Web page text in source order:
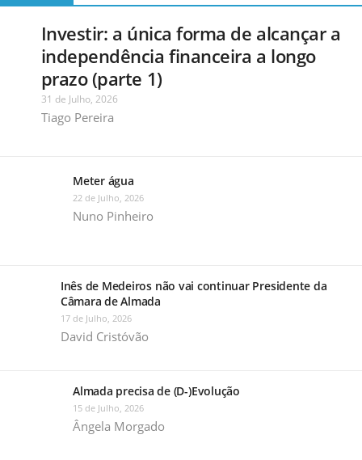
Investir: a única forma de alcançar a
independência financeira a longo
prazo (parte 1)
31 de Julho, 2026
Tiago Pereira
Meter água
22 de Julho, 2026
Nuno Pinheiro
Inês de Medeiros não vai continuar Presidente da
Câmara de Almada
17 de Julho, 2026
David Cristóvão
Almada precisa de (D-)Evolução
15 de Julho, 2026
Ângela Morgado